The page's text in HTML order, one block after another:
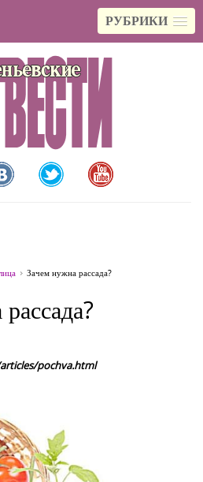
РУБРИКИ
Зачем нужна рассада?
pochva.html